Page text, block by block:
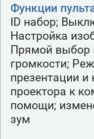
Функции
ID набор;
Настройка
Прямой выбор
громкости;
презентации
проектора к
помощи;
зум